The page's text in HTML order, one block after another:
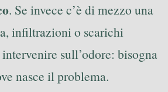
. Se invece c’è di mezzo una
infiltrazioni o scarichi
sull’odore: bisogna
nasce il problema.